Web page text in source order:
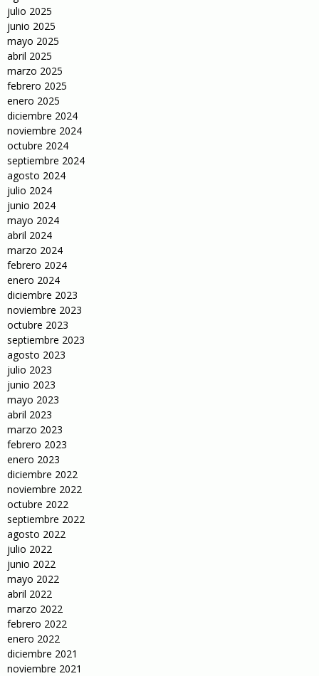
julio 2025
junio 2025
mayo 2025
abril 2025
marzo 2025
febrero 2025
enero 2025
diciembre 2024
noviembre 2024
octubre 2024
septiembre 2024
agosto 2024
julio 2024
junio 2024
mayo 2024
abril 2024
marzo 2024
febrero 2024
enero 2024
diciembre 2023
noviembre 2023
octubre 2023
septiembre 2023
agosto 2023
julio 2023
junio 2023
mayo 2023
abril 2023
marzo 2023
febrero 2023
enero 2023
diciembre 2022
noviembre 2022
octubre 2022
septiembre 2022
agosto 2022
julio 2022
junio 2022
mayo 2022
abril 2022
marzo 2022
febrero 2022
enero 2022
diciembre 2021
noviembre 2021